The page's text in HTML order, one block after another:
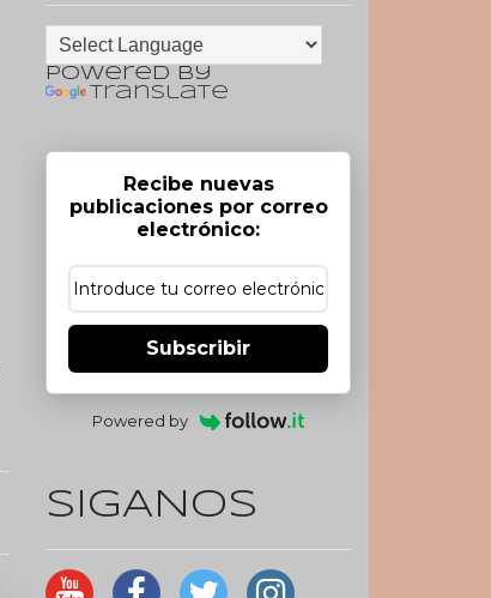
Powered by
Translate
Recibe nuevas
publicaciones por correo
electrónico:
Subscribir
Powered by
SIGANOS